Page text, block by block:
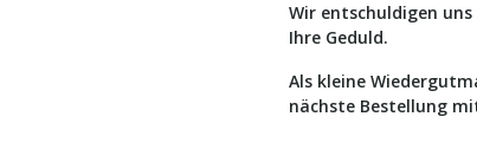
Wir entschuldigen
Ihre Geduld.
Als kleine
nächste Bestellung